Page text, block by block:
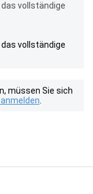
vollständige
vollständige
müssen Sie sich